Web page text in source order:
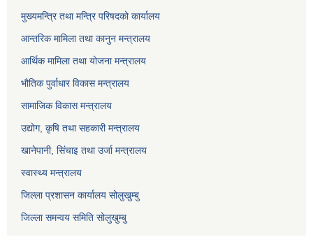
मुख्यमन्त्रि तथा मन्त्रि परिषदको कार्यालय
आन्तरिक मामिला तथा कानुन मन्त्रालय
आर्थिक मामिला तथा योजना मन्त्रालय
भौतिक पुर्वाधार विकास मन्त्रालय
सामाजिक विकास मन्त्रालय
उद्योग, कृषि तथा सहकारी मन्त्रालय
खानेपानी, सिंचाइ तथा उर्जा मन्त्रालय
स्वास्थ्य मन्त्रालय
जिल्ला प्रशासन कार्यालय सोलुखुम्बु
जिल्ला समन्वय समिति सोलुखुम्बु